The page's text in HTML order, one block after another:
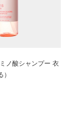
ノ酸シャンプー 衣